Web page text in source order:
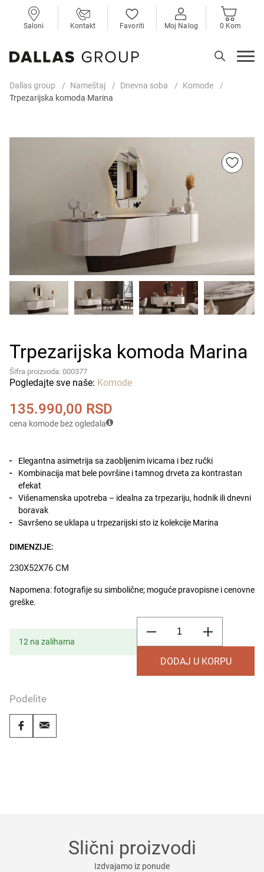
Saloni Kontakt Favoriti Moj Nalog 0 Kom
Dallas group Nameštaj Dnevna soba
Komode
Trpezarijska komoda Marina
Trpezarijska komoda Marina
Šifra proizvoda: 000377
Pogledajte sve naše: Komode
135.990,00 RSD
cena komode bez ogledala
Elegantna asimetrija sa zaobljenim ivicama i bez ručki
Kombinacija mat bele površine i tamnog drveta za kontrastan
efekat
Višenamenska upotreba – idealna za trpezariju, hodnik ili dnevni
boravak
Savršeno se uklapa u trpezarijski sto iz kolekcije Marina
DIMENZIJE:
230X52X76 CM
Napomena: fotografije su simbolične; moguće pravopisne i cenovne
greške.
12 na zalihama
Trpezarijska
komoda
količina
DODAJ U KORPU
Podelite
Slični proizvodi
Izdvajamo iz ponude